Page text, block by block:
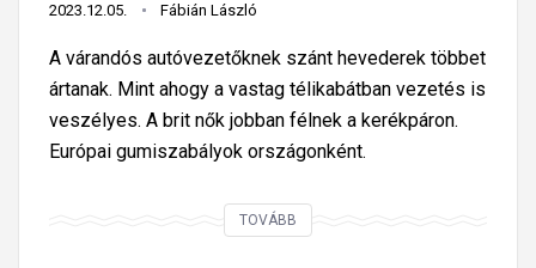
s
á
g
i
2023.12.05. Fábián László
A várandós autóvezetőknek szánt hevederek többet
ártanak. Mint ahogy a vastag télikabátban vezetés is
veszélyes. A brit nők jobban félnek a kerékpáron.
Európai gumiszabályok országonként.
TOVÁBB